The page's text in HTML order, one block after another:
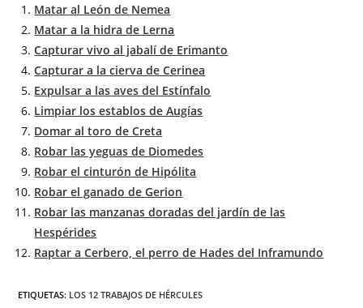
Matar al León de Nemea
Matar a la hidra de Lerna
Capturar vivo al jabalí de Erimanto
Capturar a la cierva de Cerinea
Expulsar a las aves del Estínfalo
Limpiar los establos de Augías
Domar al toro de Creta
Robar las yeguas de Diomedes
Robar el cinturón de Hipólita
Robar el ganado de Gerion
Robar las manzanas doradas del jardín de las
Hespérides
Raptar a Cerbero, el perro de Hades del Inframundo
ETIQUETAS: LOS 12 TRABAJOS DE HÉRCULES